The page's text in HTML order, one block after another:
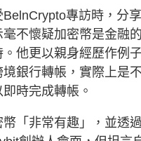
專訪時，分
毫不懷疑加密幣是金融
。他更以親身經歷作例
境銀行轉帳，實際上是
時完成轉帳。
「非常有趣」，並透